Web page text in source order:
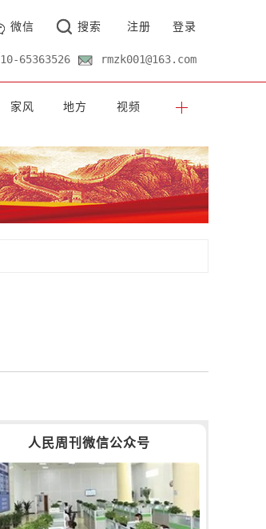
微信 搜索 注册 登录
65363526 rmzk001@163.com
家风 地方 视频
人民周刊微信公众号